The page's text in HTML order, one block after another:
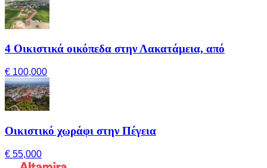
4 Οικιστικά οικόπεδα στην Λακατάμεια, από
€ 100,000
Οικιστικό χωράφι στην Πέγεια
€ 55,000